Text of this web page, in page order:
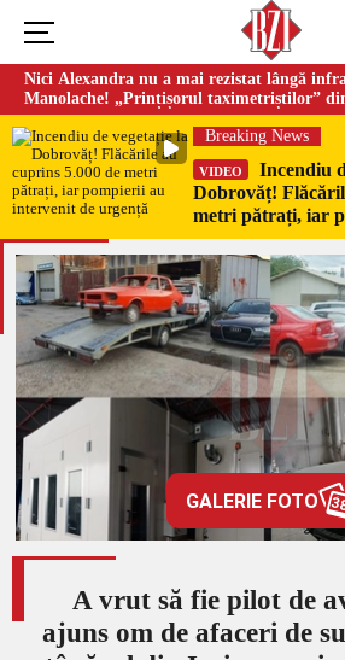
Nici Alexandra nu a mai rezistat lângă
Manolache! „Prințișorul taximetriștilor”
doi ani de căsnicie
Breaking News
VIDEO
Incendiu
Dobrovăț!
metri pătrați, iar
de urgență
GALERIE FOTO
A vrut să fie pilot de
ajuns om de afaceri de